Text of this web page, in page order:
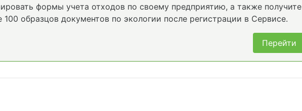
формы учета отходов по своему предприятию, а также получите
100 образцов документов по экологии после регистрации в Сервисе.
Перейти